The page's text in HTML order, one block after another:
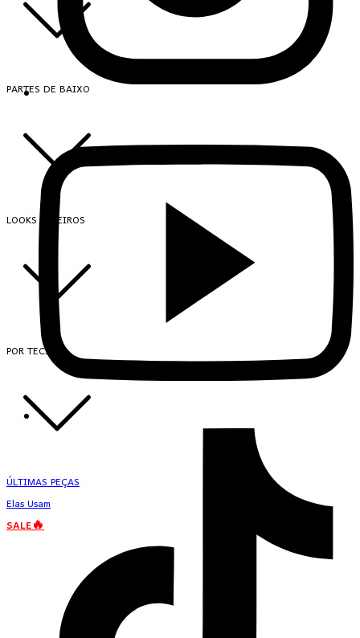
PARTES DE BAIXO
LOOKS INTEIROS
POR TECIDO
ÚLTIMAS PEÇAS
Elas Usam
SALE🔥